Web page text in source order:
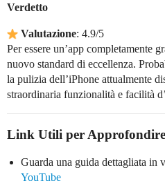
Verdetto
Valutazione: 4.9/5
Per essere un’app completamente
nuovo standard di eccellenza.
la pulizia dell’iPhone attualmente
straordinaria funzionalità e facilità
Link Utili per Approfondire
Guarda una guida dettagliata in
YouTube